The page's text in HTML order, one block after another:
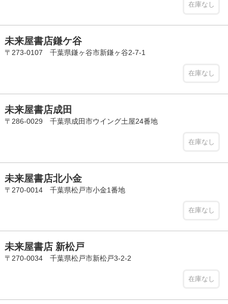
在庫なし
未来屋書店鎌ケ谷
〒273-0107 千葉県鎌ヶ谷市新鎌ヶ谷2-7-1
在庫なし
未来屋書店成田
〒286-0029 千葉県成田市ウイング土屋24番地
在庫なし
未来屋書店北小金
〒270-0014 千葉県松戸市小金1番地
在庫なし
未来屋書店 新松戸
〒270-0034 千葉県松戸市新松戸3-2-2
在庫なし